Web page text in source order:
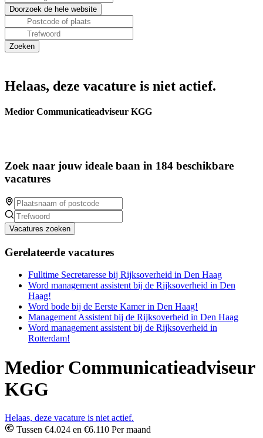
Helaas, deze vacature is niet actief.
Medior Communicatieadviseur KGG
Zoek naar jouw ideale baan in 184 beschikbare
vacatures
Vacatures zoeken
Gerelateerde vacatures
Fulltime Secretaresse bij Rijksoverheid in Den Haag
Word management assistent bij de Rijksoverheid in Den
Haag!
Word bode bij de Eerste Kamer in Den Haag!
Management Assistent bij de Rijksoverheid in Den Haag
Word management assistent bij de Rijksoverheid in
Rotterdam!
Medior Communicatieadviseur
KGG
Helaas, deze vacature is niet actief.
Tussen €4.024 en €6.110 Per maand